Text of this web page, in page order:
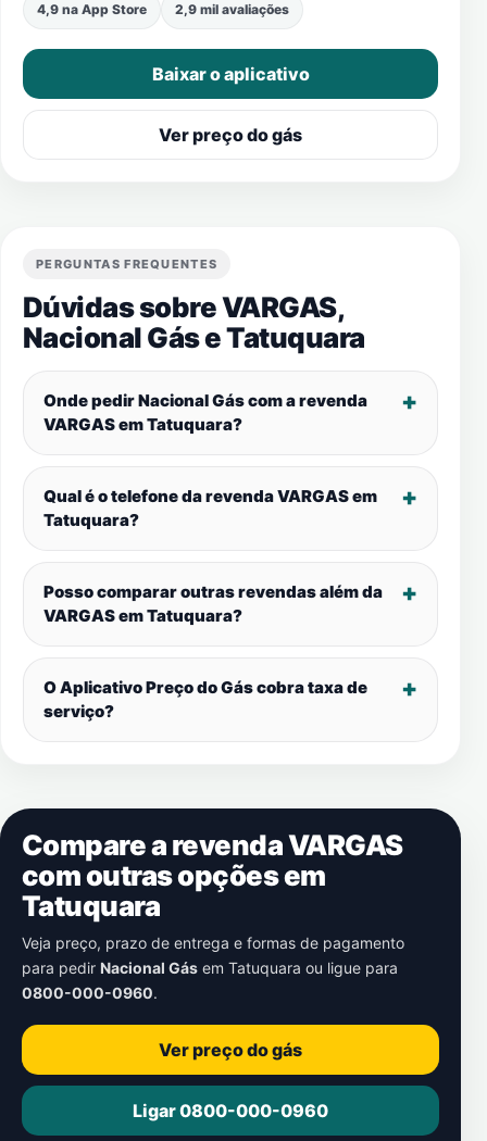
4,9 na App Store 2,9 mil avaliações
Baixar o aplicativo
Ver preço do gás
PERGUNTAS FREQUENTES
Dúvidas sobre VARGAS,
Nacional Gás eTatuquara
Onde pedir Nacional Gás com a revenda
VARGAS emTatuquara?
Qual é o telefone da revenda VARGAS em
Tatuquara?
Posso comparar outras revendas além da
VARGAS emTatuquara?
O Aplicativo Preço do Gás cobra taxa de
serviço?
Compare a revenda VARGAS
com outras opções em
Tatuquara
Veja preço, prazo de entrega e formas de pagamento
para pedir Nacional Gás em Tatuquara ou ligue para
0800-000-0960.
Ver preço do gás
Ligar 0800-000-0960